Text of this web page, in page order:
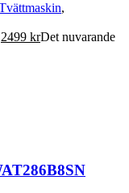
,
2499 krDet nuvarande